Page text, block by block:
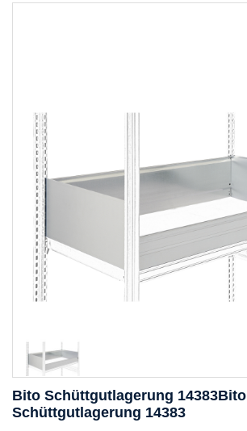
Bito Schüttgutlagerung 14383Bito
Schüttgutlagerung 14383